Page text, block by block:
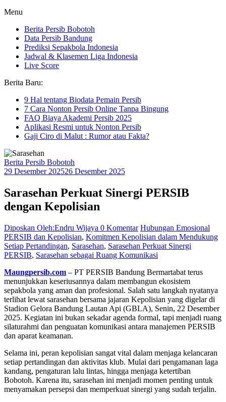
Menu
Berita Persib Bobotoh
Data Persib Bandung
Prediksi Sepakbola Indonesia
Jadwal & Klasemen Liga Indonesia
Live Score
Berita Baru:
9 Hal tentang Biodata Pemain Persib
7 Cara Nonton Persib Online Tanpa Bingung
FAQ Biaya Akademi Persib 2025
Aplikasi Resmi untuk Nonton Persib
Gaji Ciro di Malut : Rumor atau Fakta?
Berita Persib Bobotoh
29 Desember 202526 Desember 2025
Sarasehan Perkuat Sinergi PERSIB
dengan Kepolisian
Diposkan Oleh:Endru Wijaya 0 Komentar Hubungan Emosional
PERSIB dan Kepolisian, Komitmen Kepolisian dalam Mendukung
Setiap Pertandingan, Sarasehan, Sarasehan Perkuat Sinergi
PERSIB, Sarasehan sebagai Ruang Komunikasi
Maungpersib.com – PT PERSIB Bandung Bermartabat terus
menunjukkan keseriusannya dalam membangun ekosistem
sepakbola yang aman dan profesional. Salah satu langkah nyatanya
terlihat lewat sarasehan bersama jajaran Kepolisian yang digelar di
Stadion Gelora Bandung Lautan Api (GBLA), Senin, 22 Desember
2025. Kegiatan ini bukan sekadar agenda formal, tapi menjadi ruang
silaturahmi dan penguatan komunikasi antara manajemen PERSIB
dan aparat keamanan.
Selama ini, peran kepolisian sangat vital dalam menjaga kelancaran
setiap pertandingan dan aktivitas klub. Mulai dari pengamanan laga
kandang, pengaturan lalu lintas, hingga menjaga ketertiban
Bobotoh. Karena itu, sarasehan ini menjadi momen penting untuk
menyamakan persepsi dan memperkuat sinergi yang sudah terjalin.